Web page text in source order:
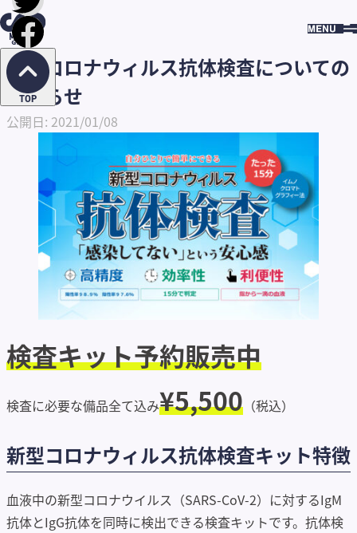
TOP
HOME
新型コロナウィルス抗体検査についての
お知らせ
公開日: 2021/01/08
検査キット予約販売中
検査に必要な備品全て込み¥5,500 （税込）
新型コロナウィルス抗体検査キット特徴
血液中の新型コロナウイルス（SARS-CoV-2）に対するIgM
抗体とIgG抗体を同時に検出できる検査キットです。抗体検